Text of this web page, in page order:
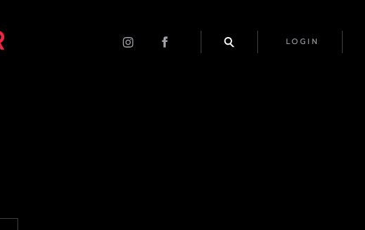
LOGIN